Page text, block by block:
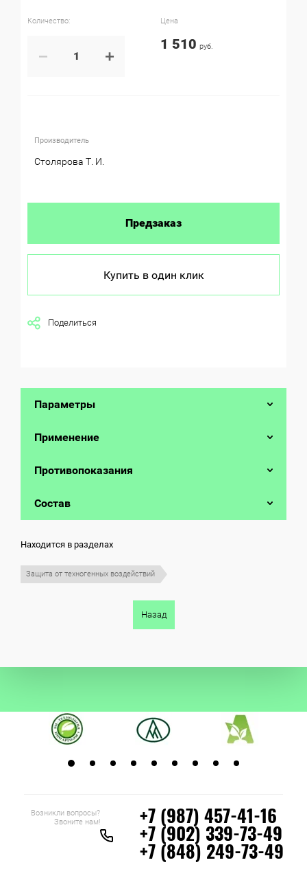
Количество:
− +
Цена
1 510 руб.
Производитель
Столярова Т. И.
Предзаказ
Купить в один клик
Поделиться
Параметры
Применение
Противопоказания
Состав
Находится в разделах
Защита от техногенных воздействий
Назад
Возникли вопросы?
Звоните нам!
+7 (987) 457-41-16
+7 (902) 339-73-49
+7 (848) 249-73-49